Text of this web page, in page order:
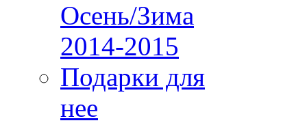
Осень/Зима
2014-2015
Подарки для
нее